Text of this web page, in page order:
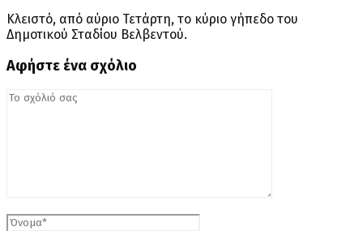
Κλειστό, από αύριο Τετάρτη, το κύριο γήπεδο του
Δημοτικού Σταδίου Βελβεντού.
Αφήστε ένα σχόλιο